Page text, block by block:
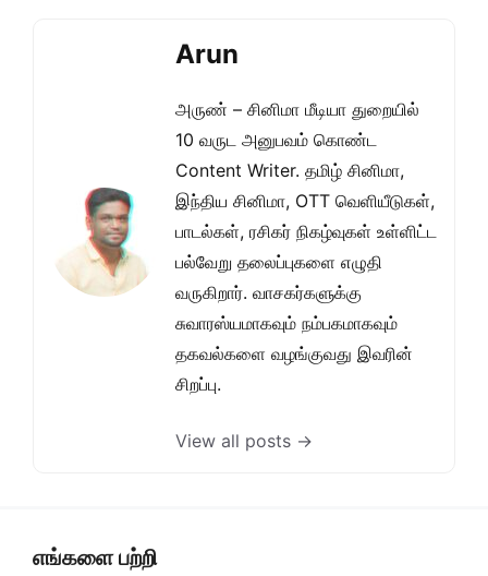
Arun
அருண் – சினிமா மீடியா துறையில்
10 வருட அனுபவம் கொண்ட
Content Writer. தமிழ் சினிமா,
இந்திய சினிமா, OTT வெளியீடுகள்,
பாடல்கள், ரசிகர் நிகழ்வுகள் உள்ளிட்ட
பல்வேறு தலைப்புகளை எழுதி
வருகிறார். வாசகர்களுக்கு
சுவாரஸ்யமாகவும் நம்பகமாகவும்
தகவல்களை வழங்குவது இவரின்
சிறப்பு.
View all posts →
எங்களை பற்றி